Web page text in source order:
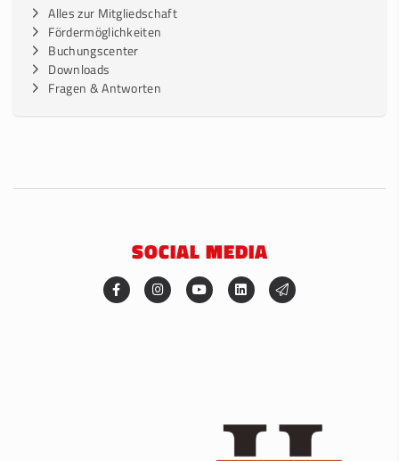
Alles zur Mitgliedschaft
Fördermöglichkeiten
Buchungscenter
Downloads
Fragen & Antworten
SOCIAL MEDIA